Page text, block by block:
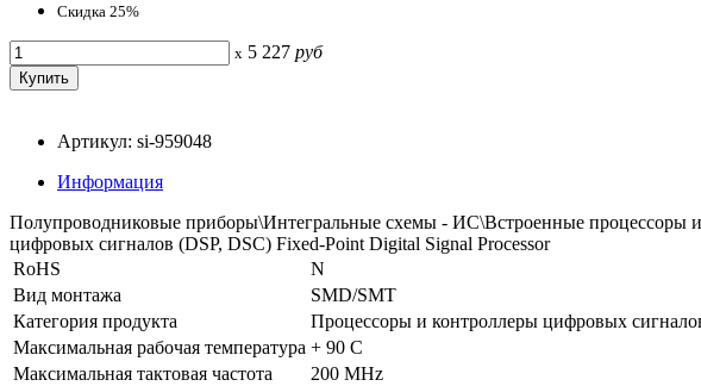
Скидка 25%
x 5 227 руб
Артикул: si-959048
Информация
Полупроводниковые приборы\Интегральные схемы - ИС\Встроенные процессоры
цифровых сигналов (DSP, DSC) Fixed-Point Digital Signal Processor
RoHS
N
Вид монтажа
SMD/SMT
Категория продукта
Процессоры и контроллеры цифровых
Максимальная рабочая температура + 90 C
Максимальная тактовая частота
200 MHz